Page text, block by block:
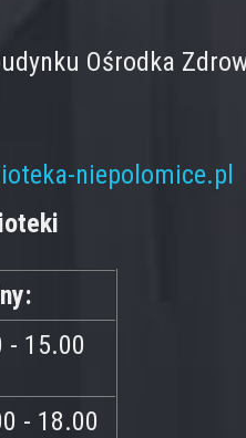
Ośrodka
niepolomice.pl
- 15.00
- 18.00